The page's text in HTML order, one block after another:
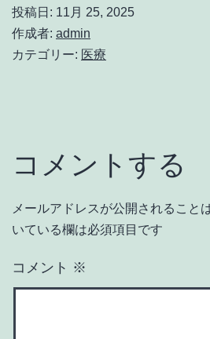
投稿日: 11月 25, 2025
作成者: admin
カテゴリー: 医療
コメントする
メールアドレスが公開されること
いている欄は必須項目です
コメント ※